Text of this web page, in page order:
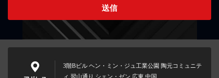
送信
3階Bビル ヘン・ミン・ジュ工業公園 陶元コミュニテ
ィ 習山通り シェン・ゼン 広東 中国